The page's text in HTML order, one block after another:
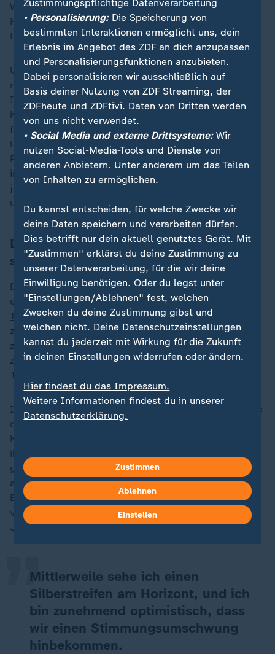
Welt. Vor allem für die verflochtene europäische
Produktion im Maschinenbau und der
Luftfahrtindustrie.
Um den Standort Deutschland wieder resilienter zu
machen, braucht es gute Rahmenbedingungen für die
Industrie, wie günstige Energie und Planbarkeit. Die
Konzentration innovationsfähiger und technologisch
führender Unternehmen hierzulande ist hoch. Nur
lohnte es sich in den vergangenen Jahren eher, die
Präsenz im Ausland auszubauen und auch dort zu
investieren. Die geopolitischen Umstände erfordern
jetzt allerdings wieder Konzentration auf Deutschland
und auf Europa.
Deindustrialisierung verhindern, Jobs
sichern
Denn eine starke Wirtschaft ist auch Grundlage für
eine starke Gesamtverteidigung. WährendDonald
Trumpalles tut, um Industrie wieder ins Land
zurückzuholen, hat Deutschland in den letzten Jahren
zu wenig getan, stattdessen Deindustrialisierung
zugelassen. Allein im vergangenen Jahr gingen
120.000 Jobs im verarbeitenden Gewerbe verloren.
Immerhin attestiert der Präsident des Bundesverbands
der Deutschen Industrie (BDI), Peter Leibinger, der
Koalition aus Union und SPD
ihrer Regierungszeit. "Die Bundesregierung hat einen
guten Start hingelegt, sie spricht die richtigen Dinge
an". Die Regierung arbeite an steuerlichen
Entlastungen und habe sich zum Bürokratieabbau
verpflichtet. Die Stimmung sei deutlich besser als zu
Jahresbeginn:
Mittlerweile sehe ich einen
Silberstreifen am Horizont, und ich
bin zunehmend optimistisch, dass
wir einen Stimmungsumschwung
hinbekommen.
„
Zustimmungspflichtige Datenverarbeitung
• Personalisierung:Die Speicherung von
bestimmten Interaktionen ermöglicht uns, dein
Erlebnis im Angebot des ZDF an dich anzupassen
und Personalisierungsfunktionen anzubieten.
Dabei personalisieren wir ausschließlich auf
Basis deiner Nutzung von ZDF Streaming, der
ZDFheute und ZDFtivi. Daten von Dritten werden
von uns nicht verwendet.
• Social Media und externe Drittsysteme:Wir
nutzen Social-Media-Tools und Dienste von
anderen Anbietern. Unter anderem um das Teilen
von Inhalten zu ermöglichen.
Du kannst entscheiden, für welche Zwecke wir
deine Daten speichern und verarbeiten dürfen.
Dies betrifft nur dein aktuell genutztes Gerät. Mit
"Zustimmen" erklärst du deine Zustimmung zu
unserer Datenverarbeitung, für die wir deine
Einwilligung benötigen. Oder du legst unter
"Einstellungen/Ablehnen" fest, welchen
Zwecken du deine Zustimmung gibst und
welchen nicht. Deine Datenschutzeinstellungen
kannst du jederzeit mit Wirkung für die Zukunft
in deinen Einstellungen widerrufen oder ändern.
Hier findest du das Impressum.
Weitere Informationen findest du in unserer
Datenschutzerklärung.
Zustimmen
Ablehnen
Einstellen